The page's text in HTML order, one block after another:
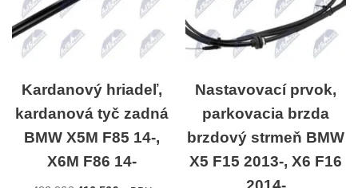
Kardanový hriadeľ,
kardanová tyč zadná
BMW X5M F85 14-,
X6M F86 14-
Nastavovací prvok,
parkovacia brzda
brzdový strmeň BMW
X5 F15 2013-, X6 F16